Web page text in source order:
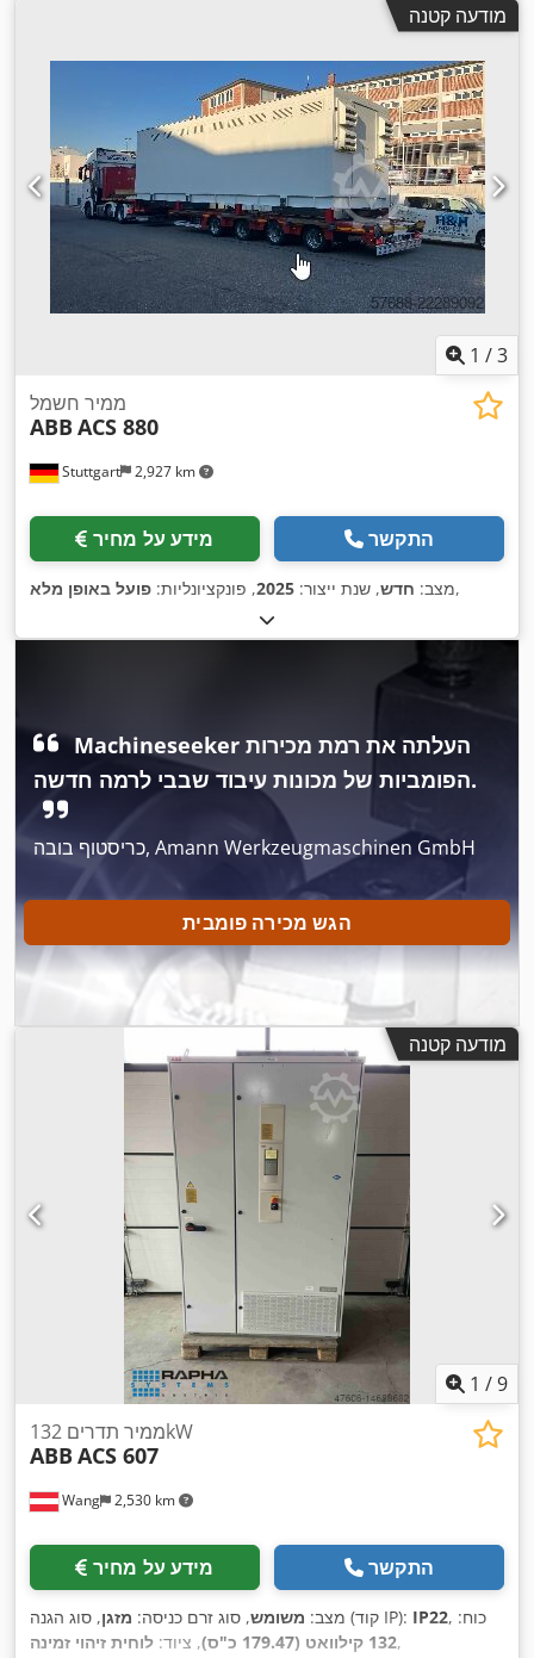
מודעה קטנה
1 /3
Stuttgart 2,927 km
ממיר חשמל
ABB ACS 880
מידע על מחיר התקשר
מצב: חדש, שנת ייצור: 2025, פונקציונליות: פועל באופן מלא ,
‏Machineseeker העלתה את רמת מכירות
הפומביות של מכונות עיבוד שבבי לרמה חדשה.
כריסטוף בובה, Amann Werkzeugmaschinen GmbH
הגש מכירה פומבית
מודעה קטנה
1 /9
Wang 2,530 km
ממיר תדרים 132kW
ABB ACS 607
מידע על מחיר התקשר
מצב: משומש, סוג זרם כניסה: מזגן , סוג הגנה (קוד IP): IP22 , כוח:
132 קילוואט (179.47 כ"ס)
, ציוד: לוחית זיהוי זמינה ,